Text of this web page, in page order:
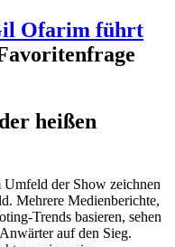
Ofarim führt
heißen
der Show zeichnen
Mehrere Medienberichte,
Trends basieren, sehen
auf den Sieg.